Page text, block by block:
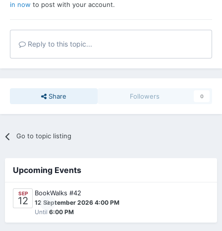
in now to post with your account.
Reply to this topic...
Share Followers 0
Go to topic listing
Upcoming Events
SEP
12 0
BookWalks #42
12 September 2026 4:00 PM
Until 6:00 PM